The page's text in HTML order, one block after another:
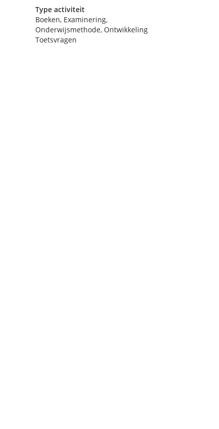
Type activiteit
Boeken, Examinering,
Onderwijsmethode, Ontwikkeling
Toetsvragen